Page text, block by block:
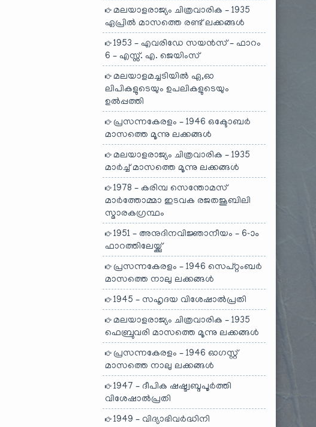
മലയാളരാജ്യം ചിത്രവാരിക – 1935
ഏപ്രിൽ മാസത്തെ രണ്ട് ലക്കങ്ങൾ
1953 – എവരിഡേ സയൻസ് – ഫാറം
6 – എസ്സ്. എ. ജെയിംസ്
മലയാളമച്ചടിയിൽ ഏ,ഓ
ലിപികളുടെയും ഉപലികളുടെയും
ഉൽപ്പത്തി
പ്രസന്നകേരളം – 1946 ഒക്ടോബർ
മാസത്തെ മൂന്നു ലക്കങ്ങൾ
മലയാളരാജ്യം ചിത്രവാരിക – 1935
മാർച്ച് മാസത്തെ മൂന്നു ലക്കങ്ങൾ
1978 – കരിമ്പ സെന്തോമസ്
മാർത്തോമ്മാ ഇടവക രജതജൂബിലി
സ്മാരകഗ്രന്ഥം
1951 – അനുദിനവിജ്ഞാനീയം – 6-ാം
ഫാറത്തിലേയ്ക്കു്
പ്രസന്നകേരളം – 1946 സെപ്റ്റംബർ
മാസത്തെ നാലു ലക്കങ്ങൾ
1945 – സഹൃദയ വിശേഷാൽപ്രതി
മലയാളരാജ്യം ചിത്രവാരിക – 1935
ഫെബ്രുവരി മാസത്തെ മൂന്നു ലക്കങ്ങൾ
പ്രസന്നകേരളം – 1946 ഓഗസ്റ്റ്
മാസത്തെ നാലു ലക്കങ്ങൾ
1947 – ദീപിക ഷഷ്ട്വബ്ദപൂർത്തി
വിശേഷാൽപ്രതി
1949 – വിദ്യാഭിവർദ്ധിനി